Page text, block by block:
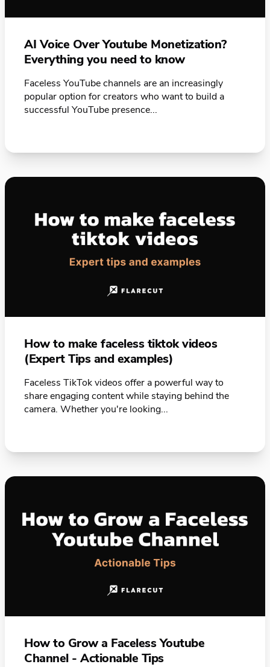
AI Voice Over Youtube Monetization?
Everything you need to know
Faceless YouTube channels are an increasingly
popular option for creators who want to build a
successful YouTube presence...
How to make faceless tiktok videos
(Expert Tips and examples)
Faceless TikTok videos offer a powerful way to
share engaging content while staying behind the
camera. Whether you're looking...
How to Grow a Faceless Youtube
Channel - Actionable Tips